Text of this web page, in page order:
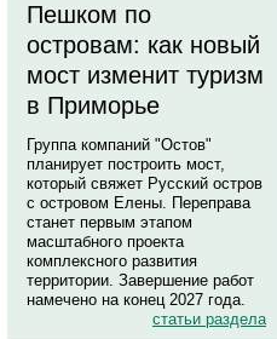
Пешком по
островам: как новый
мост изменит туризм
в Приморье
Группа компаний "Остов"
планирует построить мост,
который свяжет Русский остров
с островом Елены. Переправа
станет первым этапом
масштабного проекта
комплексного развития
территории. Завершение работ
намечено на конец 2027 года.
статьи раздела